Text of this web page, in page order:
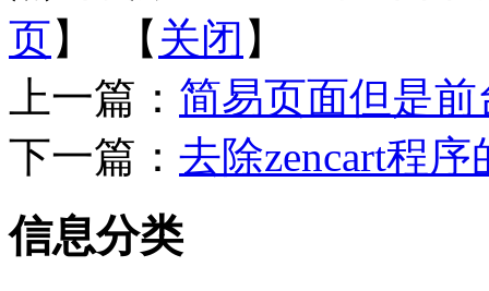
页】 【 关闭 】
上一篇： 简易页面但是
下一篇： 去除zencart程
信息分类